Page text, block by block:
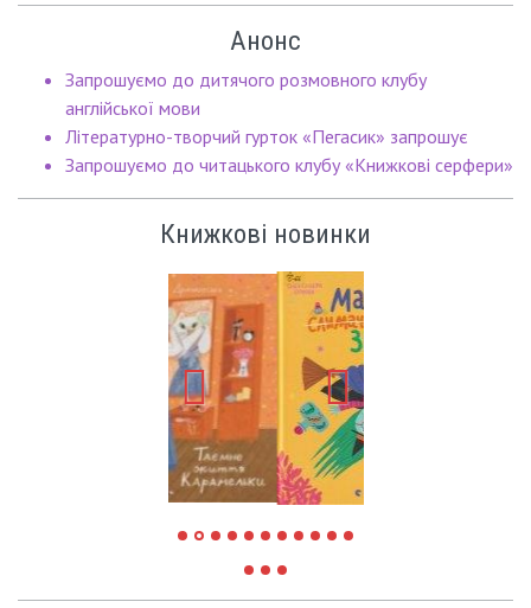
Анонс
Запрошуємо до дитячого розмовного клубу
англійської мови
Літературно-творчий гурток «Пегасик» запрошує
Запрошуємо до читацького клубу «Книжкові серфери»
Книжкові новинки